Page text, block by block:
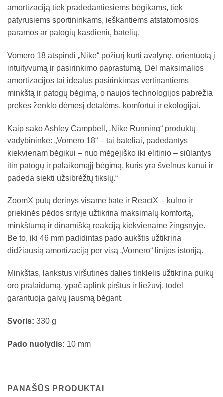
amortizaciją tiek pradedantiesiems bėgikams, tiek
patyrusiems sportininkams, ieškantiems atstatomosios
paramos ar patogių kasdienių batelių.
Vomero 18 atspindi „Nike“ požiūrį kurti avalynę, orientuotą į
intuityvumą ir pasirinkimo paprastumą. Dėl maksimalios
amortizacijos tai idealus pasirinkimas vertinantiems
minkštą ir patogų bėgimą, o naujos technologijos pabrėžia
prekės ženklo dėmesį detalėms, komfortui ir ekologijai.
Kaip sako Ashley Campbell, „Nike Running“ produktų
vadybininkė: „Vomero 18“ – tai bateliai, padedantys
kiekvienam bėgikui – nuo mėgėjiško iki elitinio – siūlantys
itin patogų ir palaikomąjį bėgimą, kuris yra švelnus kūnui ir
padeda siekti užsibrėžtų tikslų.“
ZoomX putų derinys visame bate ir ReactX – kulno ir
priekinės pėdos srityje užtikrina maksimalų komfortą,
minkštumą ir dinamišką reakciją kiekviename žingsnyje.
Be to, iki 46 mm padidintas pado aukštis užtikrina
didžiausią amortizaciją per visą „Vomero“ linijos istoriją.
Minkštas, lankstus viršutinės dalies tinklelis užtikrina puikų
oro pralaidumą, ypač aplink pirštus ir liežuvį, todėl
garantuoja gaivų jausmą bėgant.
Svoris: 330 g
Pado nuolydis: 10 mm
PANAŠŪS PRODUKTAI